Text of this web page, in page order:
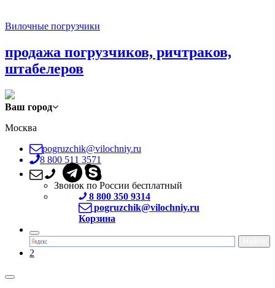
Вилочные погрузчики
продажа погрузчиков, ричтраков,
штабелеров
Ваш город
Москва
pogruzchik@vilochniy.ru
8 800 511 3571
Звонок по России бесплатный
8 800 350 9314
pogruzchik@vilochniy.ru
Корзина
2